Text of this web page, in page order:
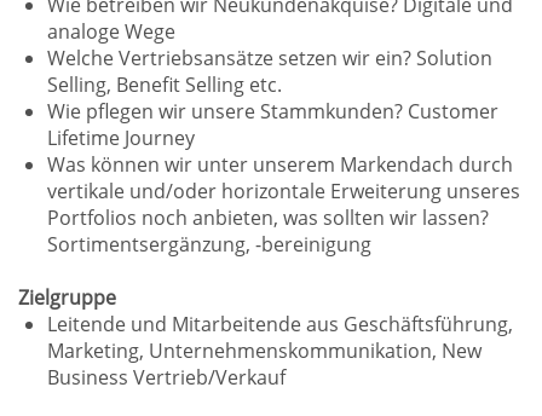
analoge Wege
Welche Vertriebsansätze setzen wir ein? Solution
Selling, Benefit Selling etc.
Wie pflegen wir unsere Stammkunden? Customer
Lifetime Journey
Was können wir unter unserem Markendach durch
vertikale und/oder horizontale Erweiterung unseres
Portfolios noch anbieten, was sollten wir lassen?
Sortimentsergänzung, -bereinigung
Zielgruppe
Leitende und Mitarbeitende aus Geschäftsführung,
Marketing, Unternehmenskommunikation, New
Business Vertrieb/Verkauf